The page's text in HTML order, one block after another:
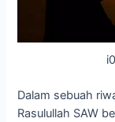
Dalam sebuah
Rasulullah SAW